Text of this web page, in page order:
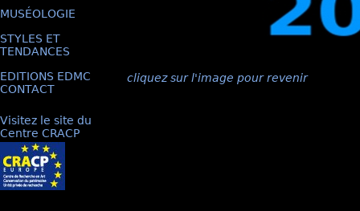
MUSÉOLOGIE
STYLES ET
TENDANCES
EDITIONS EDMC
CONTACT
Visitez le site du
Centre CRACP
cliquez sur l'image pour revenir